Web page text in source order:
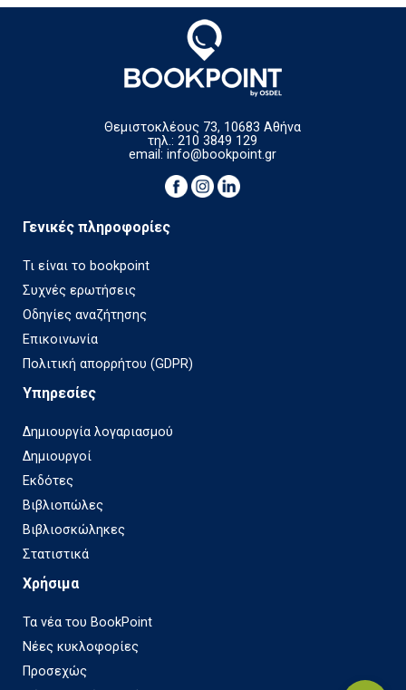
Θεμιστοκλέους 73, 10683 Αθήνα
τηλ.: 210 3849 129
email:info@bookpoint.gr
Γενικές πληροφορίες
Τι είναι το bookpoint
Συχνές ερωτήσεις
Οδηγίες αναζήτησης
Επικοινωνία
Πολιτική απορρήτου (GDPR)
Υπηρεσίες
Δημιουργία λογαριασμού
Δημιουργοί
Εκδότες
Βιβλιοπώλες
Βιβλιοσκώληκες
Στατιστικά
Χρήσιμα
Τα νέα του BookPoint
Νέες κυκλοφορίες
Προσεχώς